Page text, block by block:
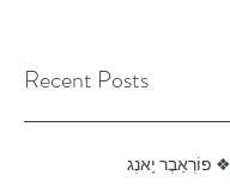
Recent Posts
❖ פוֹרְאֵבֶר יָאנְג